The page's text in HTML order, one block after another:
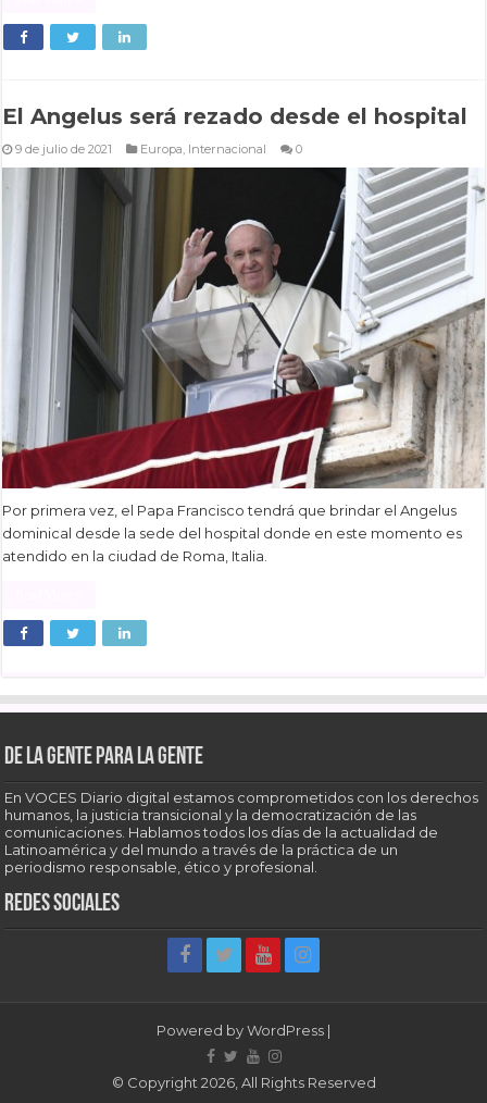
El Angelus será rezado desde el hospital
9 de julio de 2021 Europa, Internacional 0
Por primera vez, el Papa Francisco tendrá que brindar el Angelus
dominical desde la sede del hospital donde en este momento es
atendido en la ciudad de Roma, Italia.
De la gente para la gente
En VOCES Diario digital estamos comprometidos con los derechos
humanos, la justicia transicional y la democratización de las
comunicaciones. Hablamos todos los días de la actualidad de
Latinoamérica y del mundo a través de la práctica de un
periodismo responsable, ético y profesional.
Redes sociales
Powered byWordPress |
© Copyright 2026, All Rights Reserved